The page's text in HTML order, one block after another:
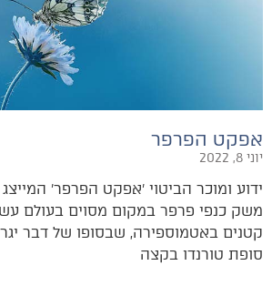
אפקט הפרפר
יוני 8, 2022
ידוע ומוכר הביטוי ׳אפקט הפרפר׳
משק כנפי פרפר במקום מסוים בעולם
קטנים באטמוספירה, שבסופו של דבר
סופת טורנדו בקצה